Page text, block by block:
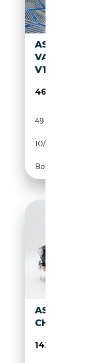
ASTON
VANTAGE
V12 6.0L
46 990€
49 900 km
10/2001
Boîte
ASTON
CH31617
142 000€